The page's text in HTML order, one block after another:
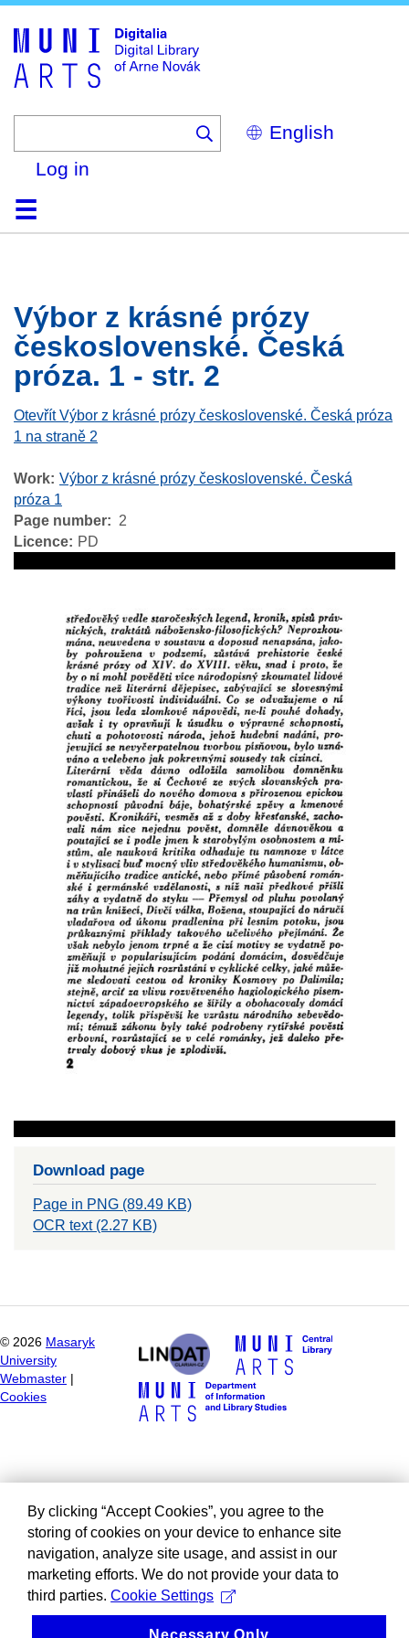
Select
your
Log in
HomeBrowse
Search
About
HelpContactDigitalia
Výbor z krásné prózy
československé. Česká
próza. 1 - str. 2
Otevřít Výbor z krásné prózy československé. Česká próza
1 na straně 2
Work Výbor z krásné prózy československé. Česká
próza 1
Page number
2
Licence
PD
Download page
Page in PNG (89.49 KB)
OCR text (2.27 KB)
© 2026 Masaryk
University
Webmaster
Cookies
By clicking “Accept Cookies”, you agree to the
storing of cookies on your device to enhance site
navigation, analyze site usage, and assist in our
marketing efforts. We do not provide your data to
third parties. Cookie Settings
Necessary Only